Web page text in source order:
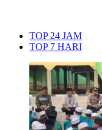
TOP 24 JAM
TOP 7 HARI